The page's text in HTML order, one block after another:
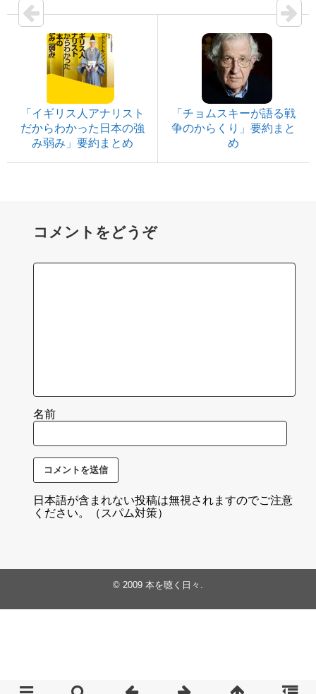
「イギリス人アナリスト
だからわかった日本の強
み弱み」要約まとめ
「チョムスキーが語る戦
争のからくり」要約まと
め
コメントをどうぞ
名前
日本語が含まれない投稿は無視されますのでご注意
ください。（スパム対策）
© 2009 本を聴く日々